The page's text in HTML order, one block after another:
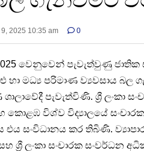
2025 10:35 am 0
වෙනුවෙන් පැවැත්වුණු ජාතික
හා මධ්‍ය පරිමාණ ව්‍යවසාය
පැවැත්විණි. ශ්‍රී ලංකා
කොළඹ විශ්ව විද්‍යාලයේ
එය සංවිධානය කර තිබිණි.
ශ්‍රී ලංකා සංචාරක සංවර්ධන